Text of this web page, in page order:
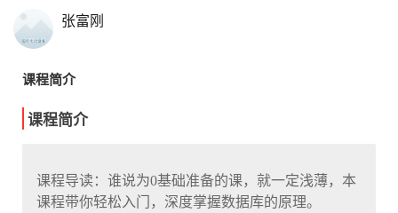
张富刚
课程简介
课程简介
课程导读：谁说为0基础准备的课，就一定浅薄，本
课程带你轻松入门，深度掌握数据库的原理。